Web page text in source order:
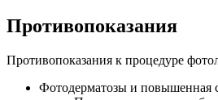
Противопоказания
Противопоказания к процедуре
Фотодерматозы и повышенная